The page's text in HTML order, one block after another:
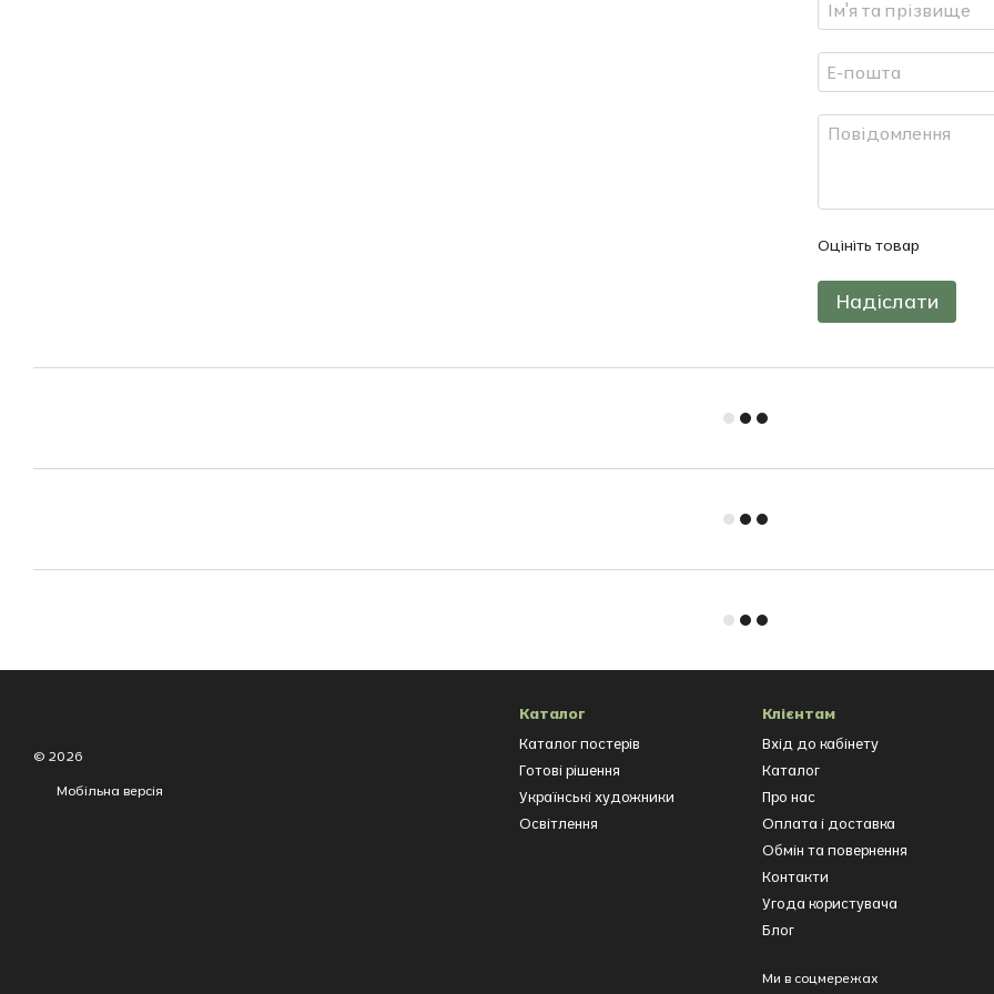
Оцініть товар
Надіслати
© 2026
Мобільна версія
Каталог
Каталог постерів
Готові рішення
Українські художники
Освітлення
Клієнтам
Вхід до кабінету
Каталог
Про нас
Оплата і доставка
Обмін та повернення
Контакти
Угода користувача
Блог
Ми в соцмережах